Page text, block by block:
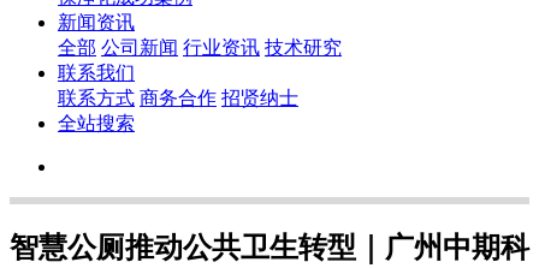
新闻资讯
全部 公司新闻 行业资讯 技术研究
联系我们
联系方式 商务合作 招贤纳士
全站搜索
智慧公厕推动公共卫生转型｜广州中期科